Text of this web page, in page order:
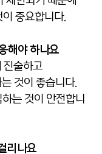
중요합니다.
해야 하나요
진술하고
것이 좋습니다.
는 것이 안전합니
리나요